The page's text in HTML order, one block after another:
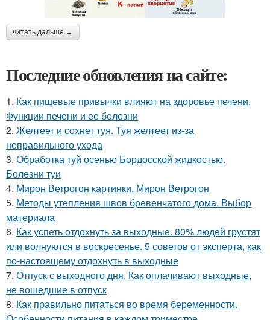
читать дальше →
Последние обновления на сайте:
1. Как пищевые привычки влияют на здоровье печени.
Функции печени и ее болезни
2. Желтеет и сохнет туя. Туя желтеет из-за
неправильного ухода
3. Обработка туй осенью Бордосской жидкостью.
Болезни туи
4. Мирон Ветрогон картинки. Мирон Ветрогон
5. Методы утепления швов бревенчатого дома. Выбор
материала
6. Как успеть отдохнуть за выходные. 80% людей грустят
или волнуются в воскресенье. 5 советов от эксперта, как
по-настоящему отдохнуть в выходные
7. Отпуск с выходного дня. Как оплачивают выходные,
не вошедшие в отпуск
8. Как правильно питаться во время беременности.